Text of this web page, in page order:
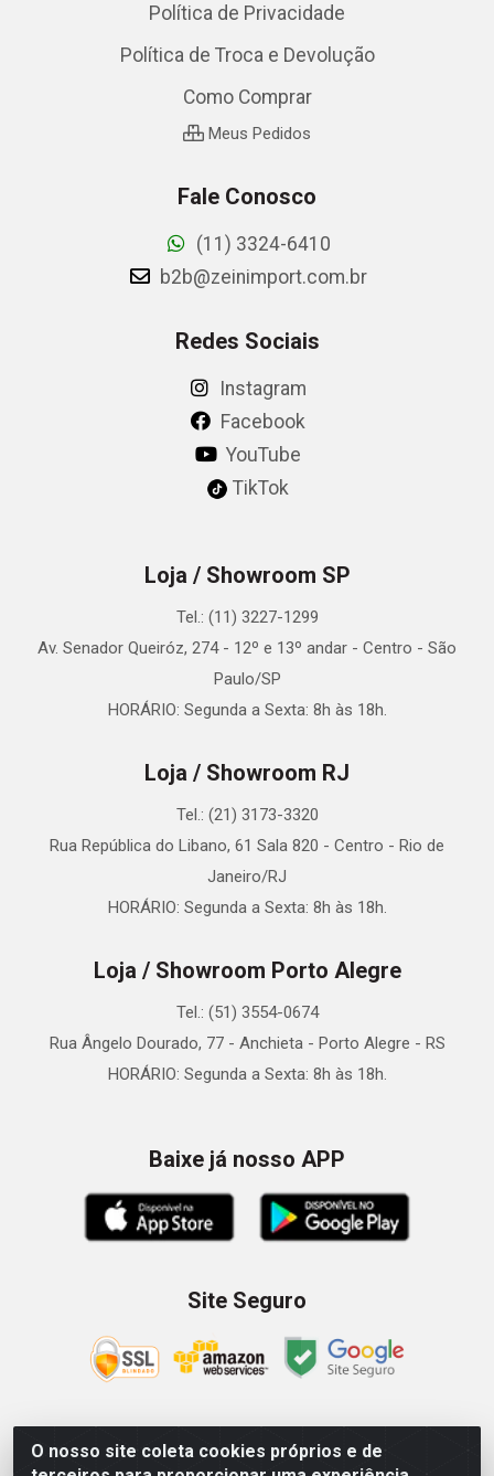
O nosso site coleta cookies próprios e de
Política de Privacidade
Política de Troca e Devolução
Como Comprar
Meus Pedidos
Fale Conosco
(11) 3324-6410
b2b@zeinimport.com.br
Redes Sociais
Instagram
Facebook
YouTube
TikTok
Loja / Showroom SP
Tel.: (11) 3227-1299
Av. Senador Queiróz, 274 - 12º e 13º andar - Centro - São
Paulo/SP
HORÁRIO: Segunda a Sexta: 8h às 18h.
Loja / Showroom RJ
Tel.: (21) 3173-3320
Rua República do Libano, 61 Sala 820 - Centro - Rio de
Janeiro/RJ
HORÁRIO: Segunda a Sexta: 8h às 18h.
Loja / Showroom Porto Alegre
Tel.: (51) 3554-0674
Rua Ângelo Dourado, 77 - Anchieta - Porto Alegre - RS
HORÁRIO: Segunda a Sexta: 8h às 18h.
Baixe já nosso APP
Site Seguro
Zein Importação e Comércio LTDA - Av. Senador Queiróz, 274